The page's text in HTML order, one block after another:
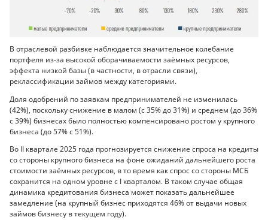
В отраслевой разбивке наблюдается значительное колебание
портфеля из-за высокой оборачиваемости заёмных ресурсов,
эффекта низкой базы (в частности, в отрасли связи),
реклассификации займов между категориями.
Доля одобрений по заявкам предпринимателей не изменилась
(42%), поскольку снижение в малом (с 35% до 31%) и среднем (до 36%
с 39%) бизнесах было полностью компенсировано ростом у крупного
бизнеса (до 57% с 51%).
Во II квартале 2025 года прогнозируется снижение спроса на кредиты
со стороны крупного бизнеса на фоне ожиданий дальнейшего роста
стоимости заёмных ресурсов, в то время как спрос со стороны МСБ
сохранится на одном уровне с I кварталом. В таком случае общая
динамика кредитования бизнеса может показать дальнейшее
замедление (на крупный бизнес приходятся 46% от выдачи новых
займов бизнесу в текущем году).